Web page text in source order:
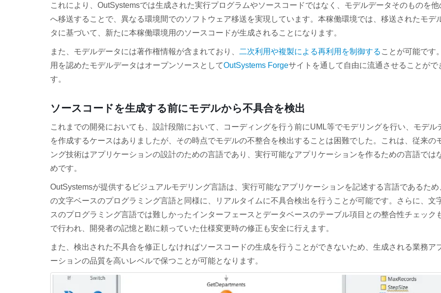
これにより、OutSystemsでは生成された実行プログラムやソースコードではなく、モデルデータそのものを他
へ移送することで、異なる環境間でのソフトウェア移送を実現しています。本稼働環境では、移送されたモデ
タに基づいて、新たに本稼働環境用のソースコードが生成されることになります。
また、モデルデータには著作権情報が含まれており、 二次利用や複製による再利用を制御する ことが可能です
用を認めたモデルデータはオープンソースとしてOutSystems Forgeサイトを通して自由に流通させることがで
す。
ソースコードを生成する前にモデルから不具合を検出
これまでの開発においても、設計段階において、コーディングを行う前にUML等でモデリングを行い、モデル
を作成するケースはありましたが、その時点でモデルの不整合を検出することは困難でした。これは、従来の
ング技術はアプリケーションの設計のための言語であり、実行可能なアプリケーションを作るための言語では
めです。
OutSystemsが提供するビジュアルモデリング言語は、実行可能なアプリケーションを記述する言語であるため
の文字ベースのプログラミング言語と同様に、リアルタイムに不具合検出を行うことが可能です。さらに、文
スのプログラミング言語では難しかったインターフェースとデータベースのテーブル項目との整合性チェック
で行われ、開発者の記憶と勘に頼っていた仕様変更時の修正も安全に行えます。
また、検出された不具合を修正しなければソースコードの生成を行うことができないため、生成される業務ア
ーションの品質を高いレベルで保つことが可能となります。